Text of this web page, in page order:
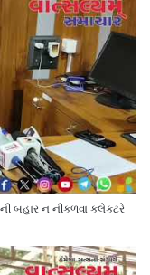
બહાર ન નીકળવા કલેક્ટરે